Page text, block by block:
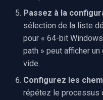
Passez à la
sélection de la liste
pour « 64-bit
path » peut afficher
vide.
Configurez les
répétez le processus